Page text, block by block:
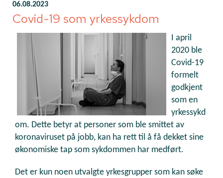
06.08.2023
Covid-19 som yrkessykdom
I april
2020 ble
Covid-19
formelt
godkjent
som en
yrkessykd
om. Dette betyr at personer som ble smittet av
koronaviruset på jobb, kan ha rett til å få dekket sine
økonomiske tap som sykdommen har medført.
Det er kun noen utvalgte yrkesgrupper som kan søke